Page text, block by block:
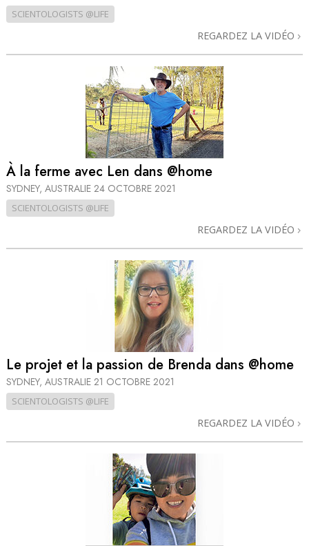
SCIENTOLOGISTS @LIFE
REGARDEZ LA VIDÉO
À la ferme avec Len dans @home
SYDNEY, AUSTRALIE 24 OCTOBRE 2021
SCIENTOLOGISTS @LIFE
REGARDEZ LA VIDÉO
Le projet et la passion de Brenda dans @home
SYDNEY, AUSTRALIE 21 OCTOBRE 2021
SCIENTOLOGISTS @LIFE
REGARDEZ LA VIDÉO